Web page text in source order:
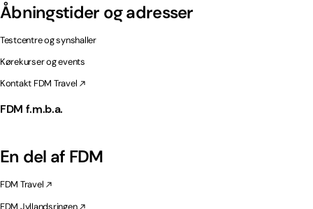
Åbningstider og adresser
Testcentre og synshaller
Kørekurser og events
Kontakt FDM Travel
FDM f.m.b.a.
En del af FDM
FDM Travel